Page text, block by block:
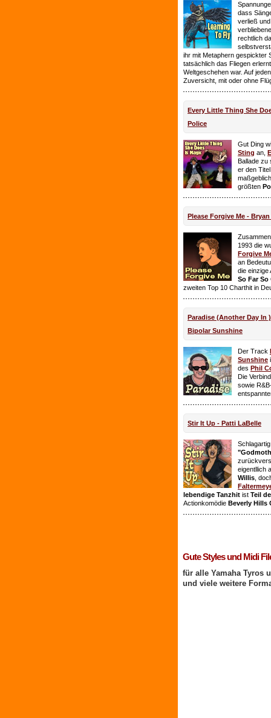
dass
verließ
rechtlich
ihr mit Metaphern gespickter
tatsächlich das Fliegen
Weltgeschehen war. Auf
Zuversicht, mit oder ohne
Every Little Thing She
Police
Gut Ding
Sting an,
Ballade zu
er den
größten
Please Forgive Me -
1993 die
Forgive
an
die einzige
So Far So
zweiten Top 10 Charthit in
Paradise (Another Day In
Bipolar Sunshine
Der Track
Sunshine
des Phil
Die
sowie
Stir It Up - Patti LaBelle
eigentllich
Willis ,
lebendige Tanzhit ist Teil
Actionkomödie Beverly Hills
Gute Styles und Midi
für alle Yamaha Tyros
und viele weitere